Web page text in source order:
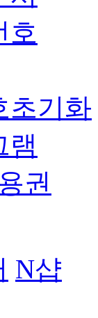
호
초기화
램
권
N샵